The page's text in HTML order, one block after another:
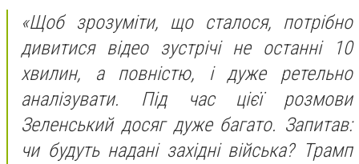
«Щоб зрозуміти, що сталося, потрібно
дивитися відео зустрічі не останні 10
хвилин, а повністю, і дуже ретельно
аналізувати. Під час цієї розмови
Зеленський досяг дуже багато. Запитав:
чи будуть надані західні війська? Трамп